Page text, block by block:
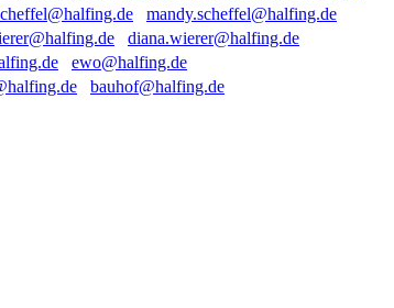
mandy.scheffel@halfing.de
diana.wierer@halfing.de
ewo@halfing.de
bauhof@halfing.de